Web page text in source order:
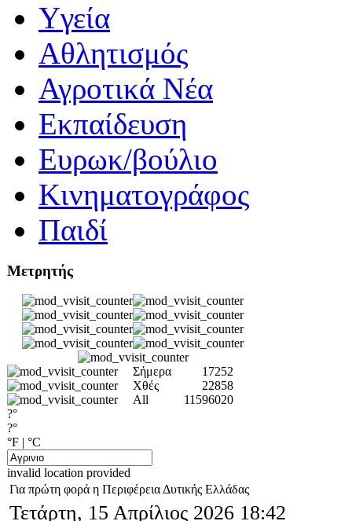
Yγεία
Αθλητισμός
Αγροτικά Νέα
Εκπαίδευση
Ευρωκ/βούλιο
Κινηματογράφος
Παιδί
Μετρητής
Σήμερα
17252
Χθές
22858
All
11596020
?°
?°
°F | °C
invalid location provided
Για πρώτη φορά η Περιφέρεια Δυτικής Ελλάδας
Τετάρτη, 15 Απρίλιος 2026 18:42